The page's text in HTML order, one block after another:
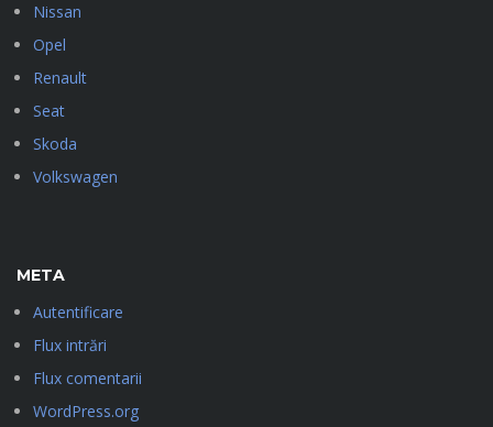
Nissan
Opel
Renault
Seat
Skoda
Volkswagen
META
Autentificare
Flux intrări
Flux comentarii
WordPress.org